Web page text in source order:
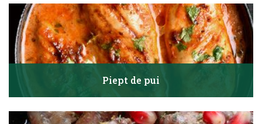
Piept de pui